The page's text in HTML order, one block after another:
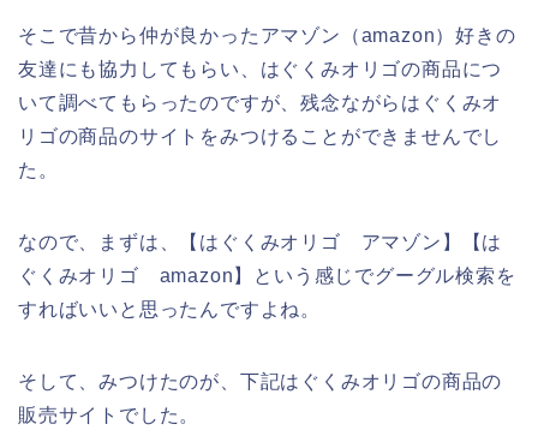
そこで昔から仲が良かったアマゾン（amazon）好きの
友達にも協力してもらい、はぐくみオリゴの商品につ
いて調べてもらったのですが、残念ながらはぐくみオ
リゴの商品のサイトをみつけることができませんでし
た。
なので、まずは、【はぐくみオリゴ アマゾン】【は
ぐくみオリゴ amazon】という感じでグーグル検索を
すればいいと思ったんですよね。
そして、みつけたのが、下記はぐくみオリゴの商品の
販売サイトでした。